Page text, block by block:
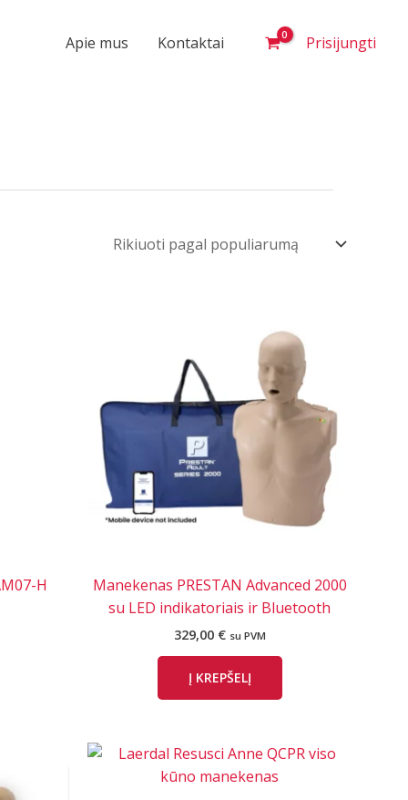
Apie mus Kontaktai Prisijungti
H
Manekenas PRESTAN Advanced 2000
su LED indikatoriais ir Bluetooth
329,00 € su PVM
Į KREPŠELĮ